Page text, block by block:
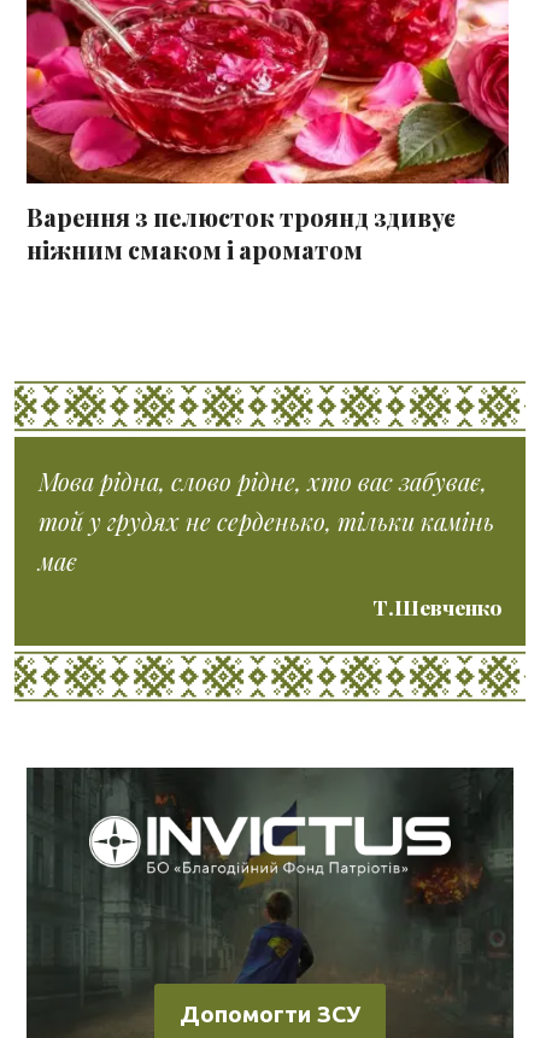
Варення з пелюсток троянд здивує
ніжним смаком і ароматом
Мова рідна, слово рідне, хто вас забуває,
той у грудях не серденько, тільки камінь
має
Т.Шевченко
Допомогти ЗСУ